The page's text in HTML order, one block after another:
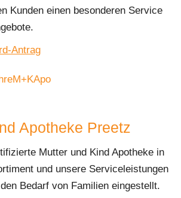
Kunden einen besonderen Service
Antrag
Apotheke Preetz
Mutter und Kind Apotheke in
und unsere Serviceleistungen
Bedarf von Familien eingestellt.